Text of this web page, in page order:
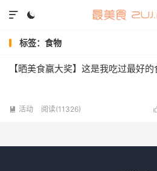


标签：食物
【晒美食赢大奖】这是我吃过最好的
 活动 阅读(11326)